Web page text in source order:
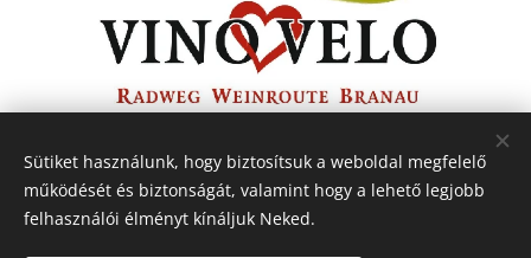
VinoVelo.hu
Sütiket használunk, hogy biztosítsuk a weboldal megfelelő
működését és biztonságát, valamint hogy a lehető legjobb
felhasználói élményt kínáljuk Neked.